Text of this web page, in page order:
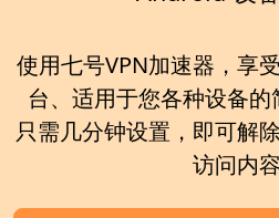
使用七号VPN加速器，享
台、适用于您各种设备的
只需几分钟设置，即可解
访问内容